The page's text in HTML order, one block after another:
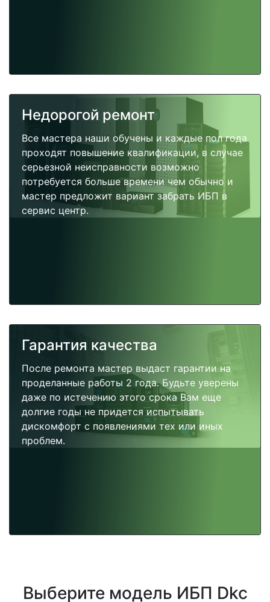
Недорогой ремонт
Все мастера наши обучены и каждые пол года
проходят повышение квалификации, в случае
серьезной неисправности возможно
потребуется больше времени чем обычно и
мастер предложит вариант забрать ИБП в
сервис центр.
Гарантия качества
После ремонта мастер выдаст гарантии на
проделанные работы 2 года. Будьте уверены
даже по истечению этого срока Вам еще
долгие годы не придется испытывать
дискомфорт с появлениями тех или иных
проблем.
Выберите модель ИБП Dkc